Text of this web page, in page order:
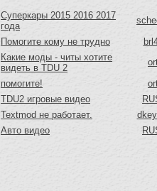
Суперкары 2015 2016 2017
года
Помогите кому не трудно
Какие моды - читы хотите
видеть в TDU 2
помогите!
TDU2 игровые видео
Textmod не работает.
Авто видео